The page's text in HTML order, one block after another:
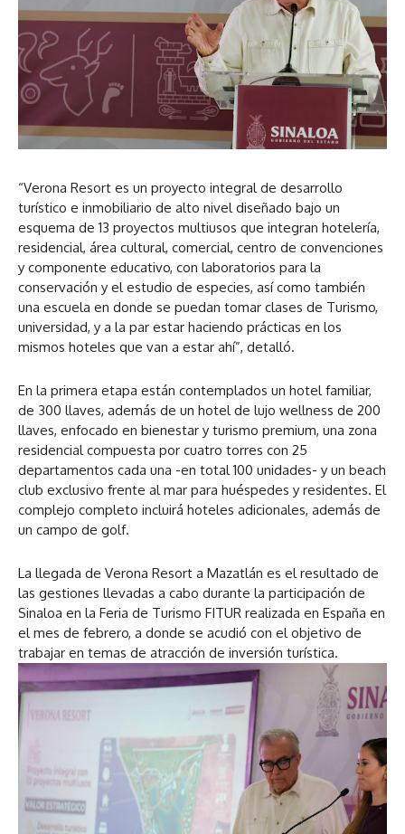
“Verona Resort es un proyecto integral de desarrollo
turístico e inmobiliario de alto nivel diseñado bajo un
esquema de 13 proyectos multiusos que integran hotelería,
residencial, área cultural, comercial, centro de convenciones
y componente educativo, con laboratorios para la
conservación y el estudio de especies, así como también
una escuela en donde se puedan tomar clases de Turismo,
universidad, y a la par estar haciendo prácticas en los
mismos hoteles que van a estar ahí”, detalló.
En la primera etapa están contemplados un hotel familiar,
de 300 llaves, además de un hotel de lujo wellness de 200
llaves, enfocado en bienestar y turismo premium, una zona
residencial compuesta por cuatro torres con 25
departamentos cada una -en total 100 unidades- y un beach
club exclusivo frente al mar para huéspedes y residentes. El
complejo completo incluirá hoteles adicionales, además de
un campo de golf.
La llegada de Verona Resort a Mazatlán es el resultado de
las gestiones llevadas a cabo durante la participación de
Sinaloa en la Feria de Turismo FITUR realizada en España en
el mes de febrero, a donde se acudió con el objetivo de
trabajar en temas de atracción de inversión turística.